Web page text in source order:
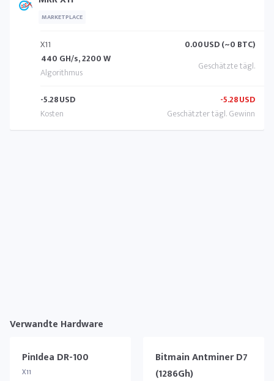
MARKETPLACE
X11
440 GH/s, 2200 W
0.00USD (~0 BTC)
-5.28USD -5.28USD
Verwandte Hardware
PinIdea DR-100
X11
Bitmain Antminer D7
(1286Gh)